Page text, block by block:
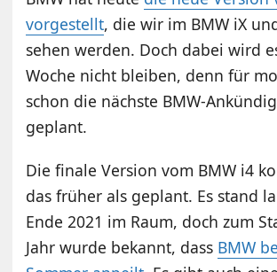
vorgestellt, die wir im BMW iX
sehen werden. Doch dabei wird
Woche nicht bleiben, denn für
schon die nächste BMW-
geplant.
Die finale Version vom BMW i4
das früher als geplant. Es stand
Ende 2021 im Raum, doch zum
Jahr wurde bekannt, dass BMW